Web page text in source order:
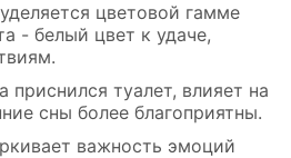
цветовой гамме
- белый цвет к удаче,
приснился туалет, влияет на
сны более благоприятны.
важность эмоций